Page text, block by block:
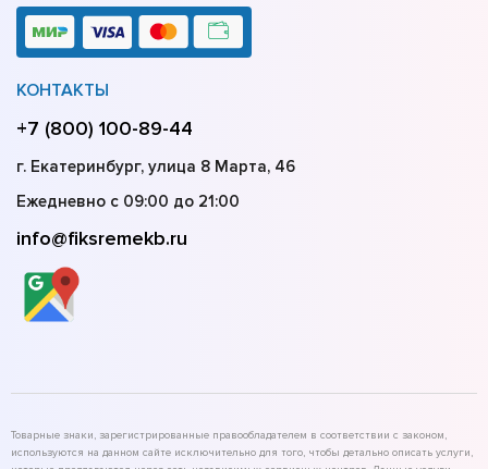
КОНТАКТЫ
+7 (800) 100-89-44
г. Екатеринбург, улица 8 Марта, 46
Ежедневно с 09:00 до 21:00
info@fiksremekb.ru
Товарные знаки, зарегистрированные правообладателем в соответствии с законом,
используются на данном сайте исключительно для того, чтобы детально описать услуги,